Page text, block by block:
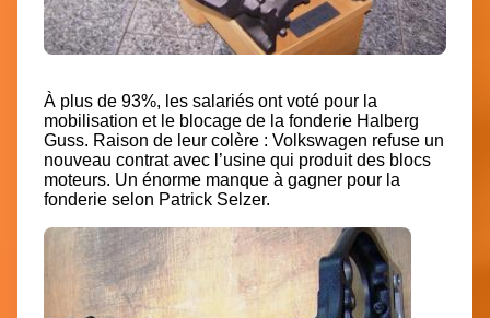
À plus de 93%, les salariés ont voté pour la
mobilisation et le blocage de la fonderie Halberg
Guss. Raison de leur colère : Volkswagen refuse un
nouveau contrat avec l’usine qui produit des blocs
moteurs. Un énorme manque à gagner pour la
fonderie selon Patrick Selzer.